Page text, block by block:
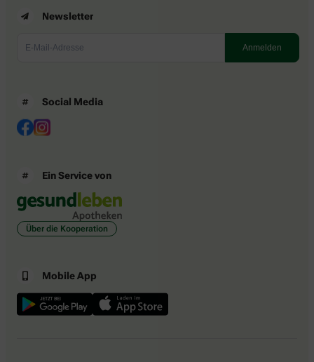
Newsletter
Social Media
Ein Service von
Über die Kooperation
Mobile App